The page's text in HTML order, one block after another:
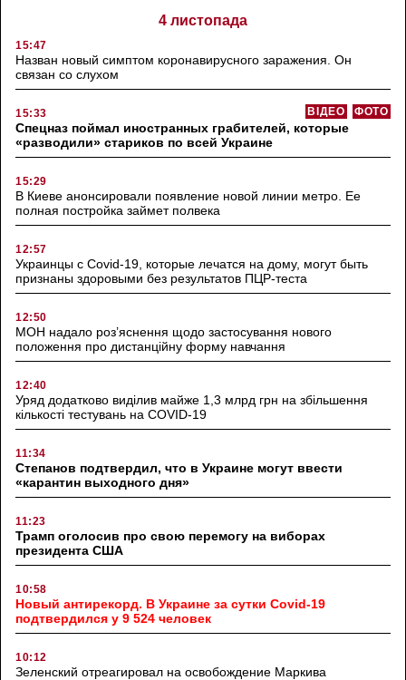
4 листопада
15:47
Назван новый симптом коронавирусного заражения. Он
связан со слухом
15:33 ФОТО
ВІДЕО
Спецназ поймал иностранных грабителей, которые
«разводили» стариков по всей Украине
15:29
В Киеве анонсировали появление новой линии метро. Ее
полная постройка займет полвека
12:57
Украинцы с Covid-19, которые лечатся на дому, могут быть
признаны здоровыми без результатов ПЦР-теста
12:50
МОН надало роз’яснення щодо застосування нового
положення про дистанційну форму навчання
12:40
Уряд додатково виділив майже 1,3 млрд грн на збільшення
кількості тестувань на COVID-19
11:34
Степанов подтвердил, что в Украине могут ввести
«карантин выходного дня»
11:23
Трамп оголосив про свою перемогу на виборах
президента США
10:58
Новый антирекорд. В Украине за сутки Covid-19
подтвердился у 9 524 человек
10:12
Зеленский отреагировал на освобождение Маркива